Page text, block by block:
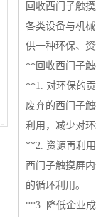
回收西门子触
各类设备与机
供一种环保、
**回收西门子
**1. 对环保的
废弃的西门子
利用，减少对环
**2. 资源再利
西门子触摸屏
的循环利用。
**3. 降低企业